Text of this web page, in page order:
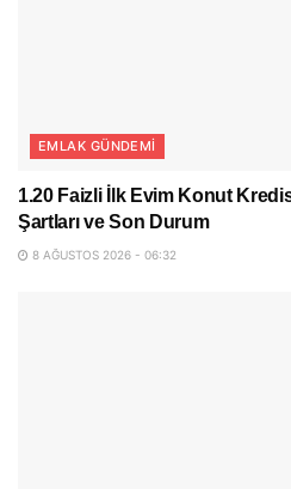
EMLAK GÜNDEMI
1.20 Faizli İlk Evim Konut
Şartları ve Son Durum
8 AĞUSTOS 2026 - 06:32